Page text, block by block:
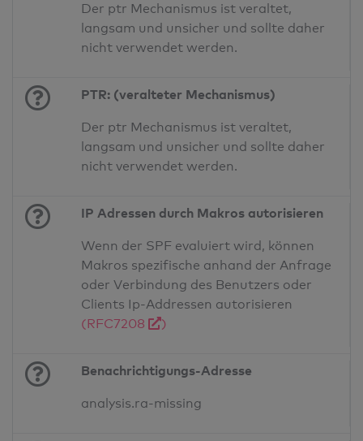
Der ptr Mechanismus ist veraltet,
langsam und unsicher und sollte daher
nicht verwendet werden.
PTR: (veralteter Mechanismus)
Der ptr Mechanismus ist veraltet,
langsam und unsicher und sollte daher
nicht verwendet werden.
IP Adressen durch Makros autorisieren
Wenn der SPF evaluiert wird, können
Makros spezifische anhand der Anfrage
oder Verbindung des Benutzers oder
Clients Ip-Addressen autorisieren
(RFC7208
)
Benachrichtigungs-Adresse
analysis.ra-missing